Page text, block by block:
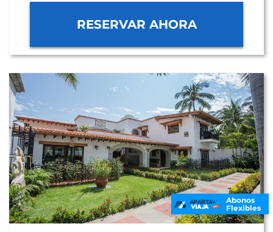
RESERVAR AHORA
Abonos
Flexibles